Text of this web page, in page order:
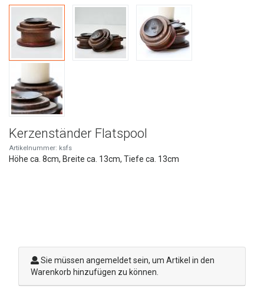
Kerzenständer Flatspool
Artikelnummer: ksfs
Höhe ca. 8cm, Breite ca. 13cm, Tiefe ca. 13cm
Sie müssen angemeldet sein, um Artikel in den
Warenkorb hinzufügen zu können.